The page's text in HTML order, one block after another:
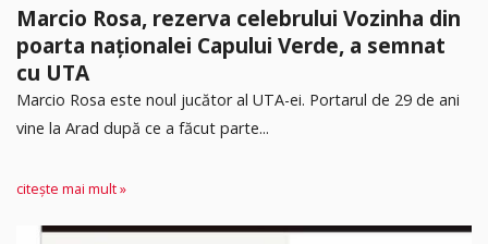
Marcio Rosa, rezerva celebrului Vozinha din
poarta naționalei Capului Verde, a semnat
cu UTA
Marcio Rosa este noul jucător al UTA-ei. Portarul de 29 de ani
vine la Arad după ce a făcut parte...
citește mai mult »